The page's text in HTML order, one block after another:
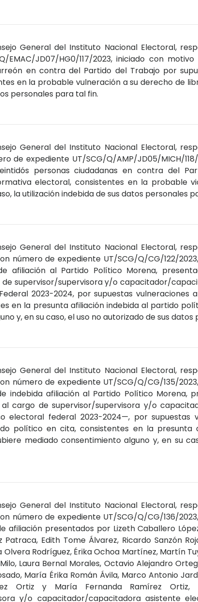
General del Instituto Nacional Electoral,
EMAC/JD07/HG0/117/2023, iniciado con
en contra del Partido del Trabajo por
en la probable vulneración a su derecho de
personales para tal fin.
General del Instituto Nacional Electoral,
de expediente UT/SCG/Q/AMP/JD05/MICH/
personas ciudadanas en contra del
electoral, consistentes en la probable
la utilización indebida de sus datos personales
General del Instituto Nacional Electoral,
número de expediente UT/SCG/Q/CG/122/
afiliación al Partido Político Morena,
supervisor/supervisora y/o capacitador/
2023-2024, por supuestas
en la presunta afiliación indebida al partido
y, en su caso, el uso no autorizado de sus datos
General del Instituto Nacional Electoral,
número de expediente UT/SCG/Q/CG/135/
indebida afiliación al Partido Político Morena,
al cargo de supervisor/supervisora y/o
electoral federal 2023-2024—, por supuestas
político en cita, consistentes en la presunta
mediado consentimiento alguno y, en su
General del Instituto Nacional Electoral,
número de expediente UT/SCG/Q/CG/136/
afiliación presentados por Lizeth Caballero
Patraca, Edith Tome Álvarez, Ricardo Sanzón
Olvera Rodríguez, Érika Ochoa Martínez, Martín
Laura Bernal Morales, Octavio Alejandro
María Érika Román Ávila, Marco Antonio
Ortiz y María Fernanda Ramírez
y/o capacitador/capacitadora asistente